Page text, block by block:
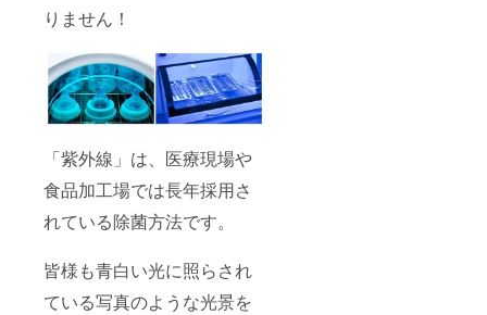
りません！
「紫外線」は、医療現場や
食品加工場では長年採用さ
れている除菌方法です。
皆様も青白い光に照らされ
ている写真のような光景を